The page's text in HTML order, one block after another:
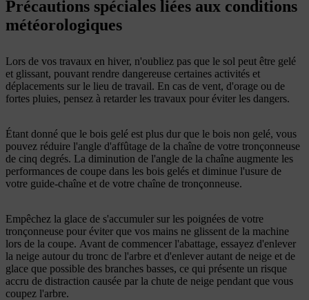
Précautions spéciales liées aux conditions
météorologiques
Lors de vos travaux en hiver, n'oubliez pas que le sol peut être gelé
et glissant, pouvant rendre dangereuse certaines activités et
déplacements sur le lieu de travail. En cas de vent, d'orage ou de
fortes pluies, pensez à retarder les travaux pour éviter les dangers.
Étant donné que le bois gelé est plus dur que le bois non gelé, vous
pouvez réduire l'angle d'affûtage de la chaîne de votre tronçonneuse
de cinq degrés. La diminution de l'angle de la chaîne augmente les
performances de coupe dans les bois gelés et diminue l'usure de
votre guide-chaîne et de votre chaîne de tronçonneuse.
Empêchez la glace de s'accumuler sur les poignées de votre
tronçonneuse pour éviter que vos mains ne glissent de la machine
lors de la coupe. Avant de commencer l'abattage, essayez d'enlever
la neige autour du tronc de l'arbre et d'enlever autant de neige et de
glace que possible des branches basses, ce qui présente un risque
accru de distraction causée par la chute de neige pendant que vous
coupez l'arbre.